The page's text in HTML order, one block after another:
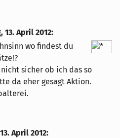
13. April 2012:
wo findest du
sicher ob ich das so
da eher gesagt Aktion.
April 2012: